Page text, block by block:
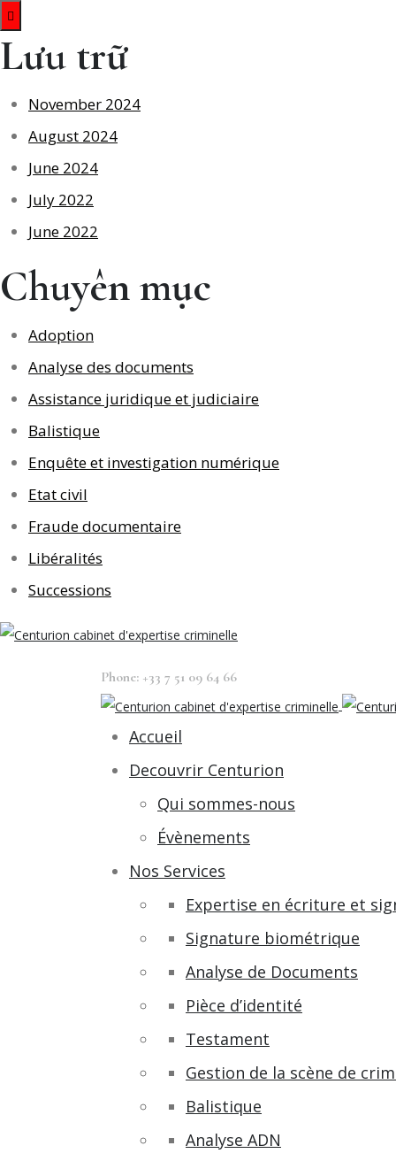
Lưu trữ
November 2024
August 2024
June 2024
July 2022
June 2022
Chuyên mục
Adoption
Analyse des documents
Assistance juridique et judiciaire
Balistique
Enquête et investigation numérique
Etat civil
Fraude documentaire
Libéralités
Successions
Phone: +33 7 51 09 64 66
Accueil
Decouvrir Centurion
Qui sommes-nous
Évènements
Nos Services
Expertise en écriture et
Signature biométrique
Analyse de Documents
Pièce d’identité
Testament
Gestion de la scène de
Balistique
Analyse ADN